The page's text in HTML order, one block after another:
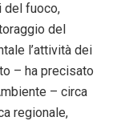
del fuoco,
del
l’attività dei
– ha precisato
– circa
regionale,